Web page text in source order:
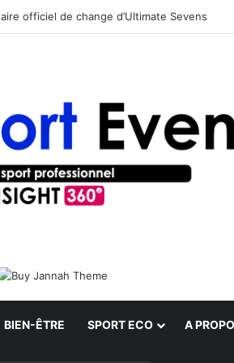
officiel de change d’Ultimate Sevens
BIEN-ÊTRE SPORT ECO A